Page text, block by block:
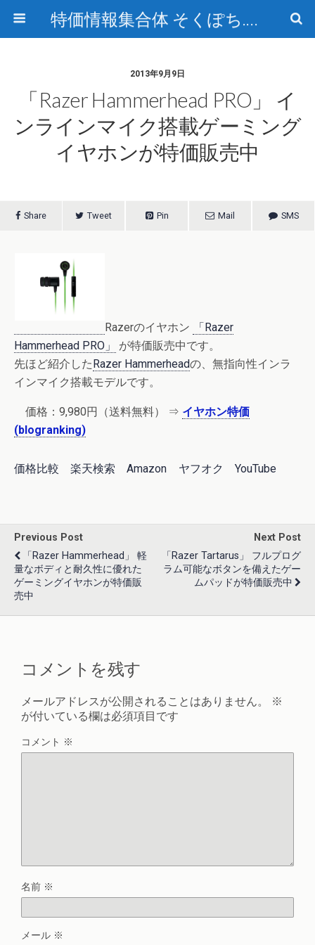
特価情報集合体 そくぽち.com
2013年9月9日
「Razer Hammerhead PRO」 イ
ンラインマイク搭載ゲーミング
イヤホンが特価販売中
Share Tweet Pin Mail SMS
Razerのイヤホン
「Razer
Hammerhead PRO」
が特価販売中です。
先ほど紹介したRazer Hammerheadの、無指向性インラ
インマイク搭載モデルです。
価格：9,980円（送料無料） ⇒ イヤホン特価
(blogranking)
価格比較 楽天検索 Amazon ヤフオク YouTube
Previous Post
「Razer Hammerhead」 軽
量なボディと耐久性に優れた
ゲーミングイヤホンが特価販
売中
Next Post
「Razer Tartarus」 フルプログ
ラム可能なボタンを備えたゲー
ムパッドが特価販売中
コメントを残す
メールアドレスが公開されることはありません。
※
が付いている欄は必須項目です
コメント ※
名前 ※
メール ※